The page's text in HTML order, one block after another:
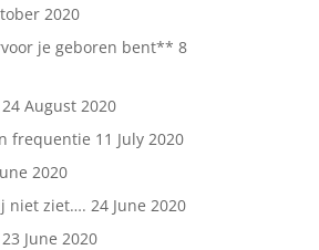
2020
je geboren bent** 8
24 August 2020
frequentie 11 July 2020
2020
niet ziet…. 24 June 2020
23 June 2020